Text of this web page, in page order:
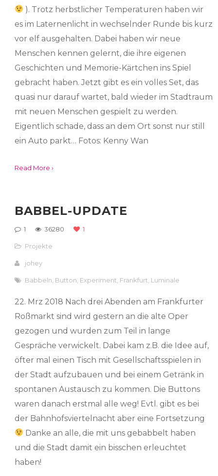
). Trotz herbstlicher Temperaturen haben wir
es im Laternenlicht in wechselnder Runde bis kurz
vor elf ausgehalten. Dabei haben wir neue
Menschen kennen gelernt, die ihre eigenen
Geschichten und Memorie-Kärtchen ins Spiel
gebracht haben. Jetzt gibt es ein volles Set, das
quasi nur darauf wartet, bald wieder im Stadtraum
mit neuen Menschen gespielt zu werden.
Eigentlich schade, dass an dem Ort sonst nur still
ein Auto parkt… Fotos: Kenny Wan
Read More ›
BABBEL-UPDATE
1 36280 1
Projekte
johey
Babbeln Button Experiment Frankfurt Luminale
22. Mrz 2018 Nach drei Abenden am Frankfurter
Roßmarkt sind wird gestern an die alte Oper
gezogen und wurden zum Teil in lange
Gespräche verwickelt. Dabei kam z.B. die Idee auf,
öfter mal einen Tisch mit Gesellschaftsspielen in
der Stadt aufzubauen und bei einem Getränk in
spontanen Austausch zu kommen. Die Buttons
waren danach erstmal alle weg! Evtl. gibt es bei
der Bahnhofsviertelnacht aber eine Fortsetzung
Danke an alle, die mit uns gebabbelt haben
und die Stadt damit ein bisschen erleuchtet
haben!